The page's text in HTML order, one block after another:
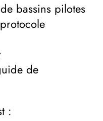
bassins pilotes
de
: